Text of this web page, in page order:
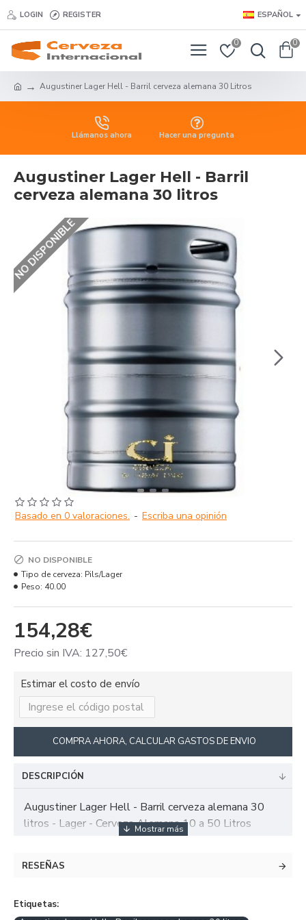
LOGIN REGISTER ESPAÑOL
0 0
Augustiner Lager Hell - Barril cerveza alemana 30 Litros
Llámanos ahora Hacer una pregunta
Augustiner Lager Hell - Barril
cerveza alemana 30 litros
NO DISPONIBLE
Basado en 0 valoraciones. - Escriba una opinión
154,28€
Precio sin IVA: 127,50€
NO DISPONIBLE
Tipo de cerveza: Pils/Lager
Peso: 40.00
Estimar el costo de envío
COMPRA AHORA, CALCULAR GASTOS DE ENVIO
DESCRIPCIÓN
Augustiner Lager Hell - Barril cerveza alemana 30
litros - Lager - Cerveza Alemana 10 a 50 Litros
RESEÑAS
Etiquetas: